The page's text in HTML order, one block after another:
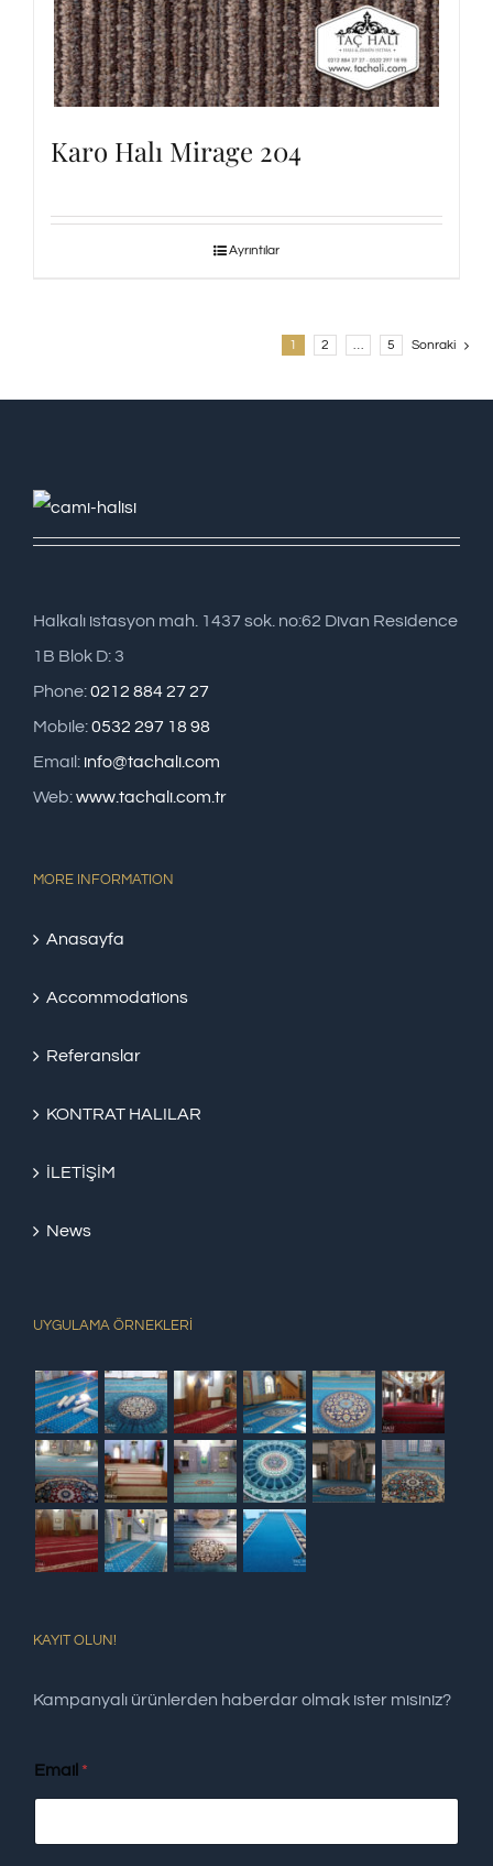
Karo Halı Mirage 204
Ayrıntılar
1 2 … 5 Sonraki
Halkalı istasyon mah. 1437 sok. no:62 Divan Residence
1B Blok D: 3
Phone:0212 884 27 27
Mobile:0532 297 18 98
Email: info@tachali.com
Web:www.tachali.com.tr
MORE INFORMATION
Anasayfa
Accommodations
Referanslar
KONTRAT HALILAR
İLETİŞİM
News
UYGULAMA ÖRNEKLERİ
KAYIT OLUN!
Kampanyalı ürünlerden haberdar olmak ister misiniz?
Email *